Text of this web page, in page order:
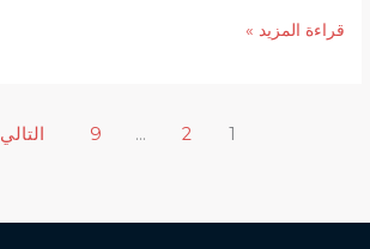
شيخ
قراءة المزيد »
1
2
…
9 التالي